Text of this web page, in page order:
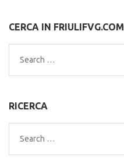
CERCA IN FRIULIFVG.COM
Search
for:
RICERCA
Search
for: